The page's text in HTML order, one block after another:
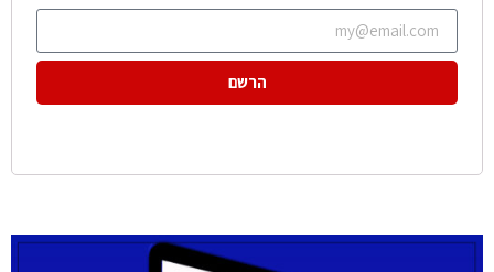
הרשם